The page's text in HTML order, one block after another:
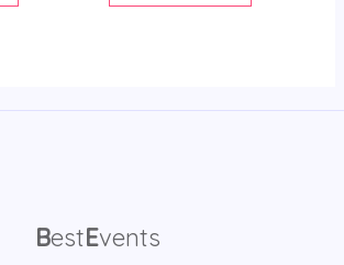
BestEvents